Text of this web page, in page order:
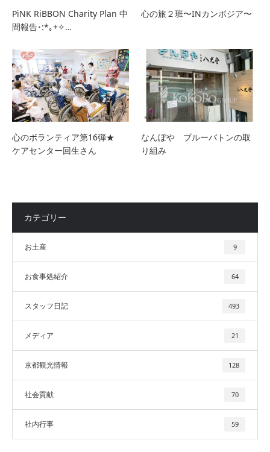
PiNK RiBBON Charity Plan 中
間報告･:*｡+✧…
心の旅２班〜INカンボジア〜
心のボランティア第16弾★
ケアセンター回生さん
なんぼや ブルーバトンの取
り組み
カテゴリー
お土産 9
お食事処紹介 64
スタッフ日記 493
メディア 21
京都観光情報 128
社会貢献 70
社内行事 59